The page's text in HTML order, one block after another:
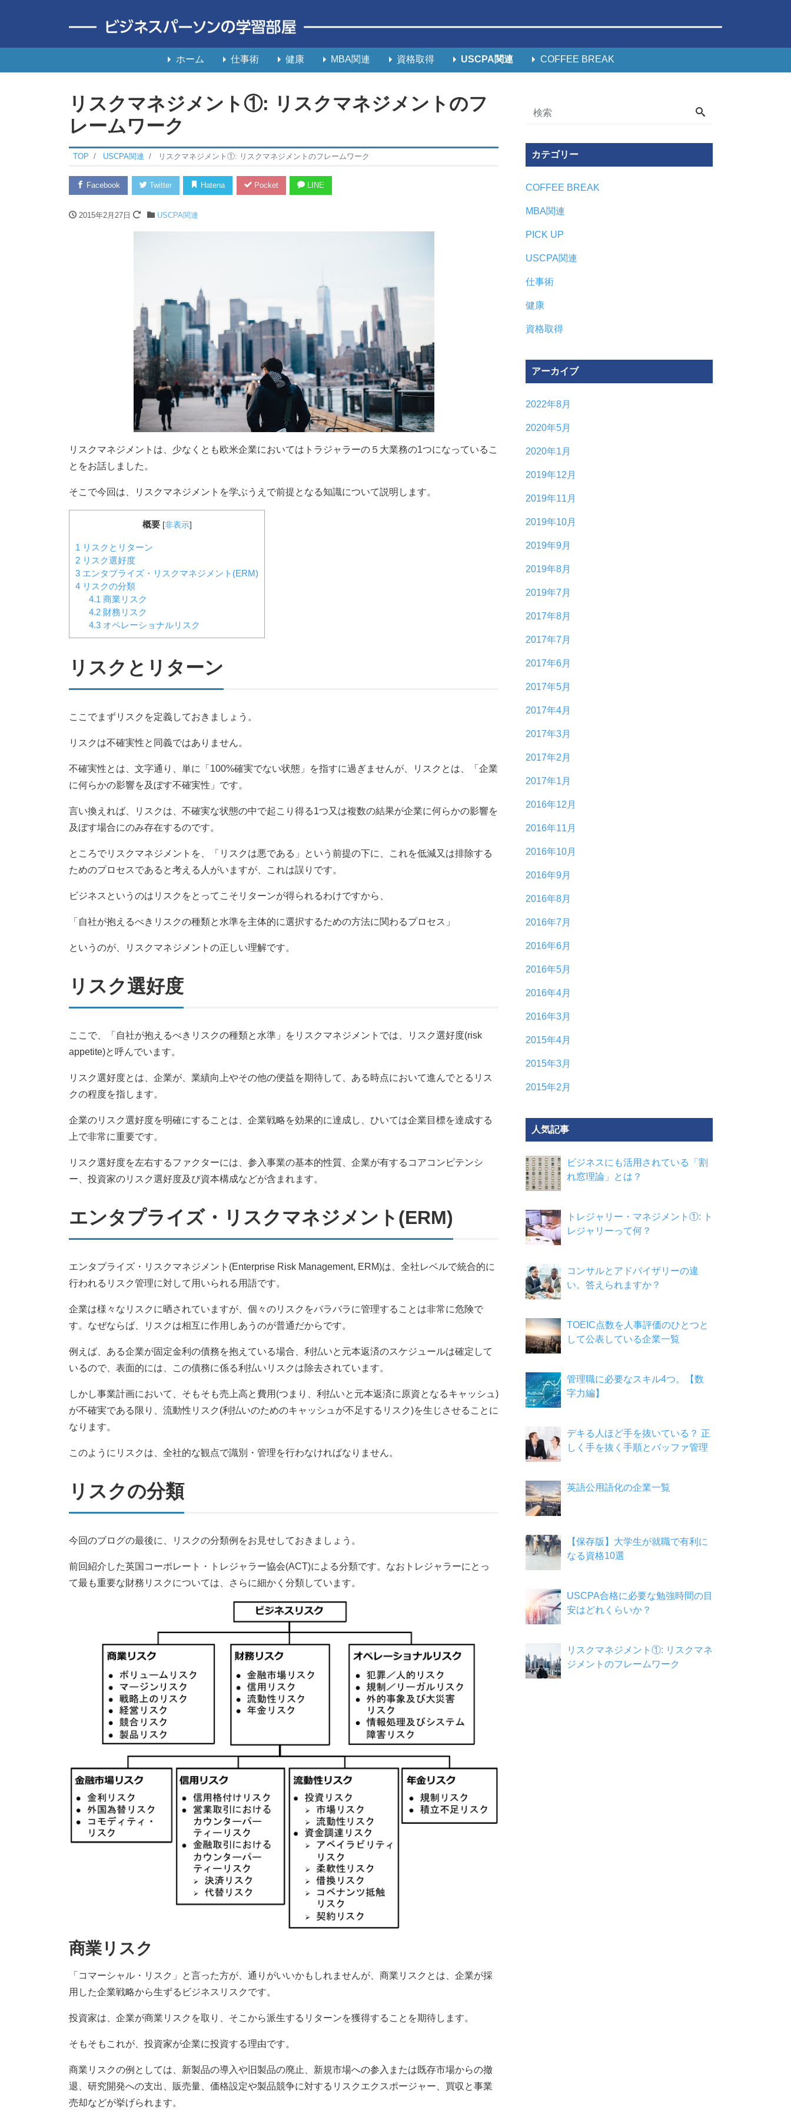
ホーム 仕事術 健康 MBA関連 資格取得 USCPA関連 COFFEE BREAK
リスクマネジメント①: リスクマネジメントのフ
レームワーク
TOP USCPA関連 リスクマネジメント①: リスクマネジメントのフレームワーク
Facebook Twitter Hatena Pocket LINE
2015年2月27日 USCPA関連
リスクマネジメントは、少なくとも欧米企業においてはトラジャラーの５大業務の1つになっているこ
とをお話しました。
そこで今回は、リスクマネジメントを学ぶうえで前提となる知識について説明します。
概要 [非表示]
1 リスクとリターン
2 リスク選好度
3 エンタプライズ・リスクマネジメント(ERM)
4 リスクの分類
4.1 商業リスク
4.2財務リスク
4.3オペレーショナルリスク
リスクとリターン
ここでまずリスクを定義しておきましょう。
リスクは不確実性と同義ではありません。
不確実性とは、文字通り、単に「100%確実でない状態」を指すに過ぎませんが、リスクとは、「企業
に何らかの影響を及ぼす不確実性」です。
言い換えれば、リスクは、不確実な状態の中で起こり得る1つ又は複数の結果が企業に何らかの影響を
及ぼす場合にのみ存在するのです。
ところでリスクマネジメントを、「リスクは悪である」という前提の下に、これを低減又は排除する
ためのプロセスであると考える人がいますが、これは誤りです。
ビジネスというのはリスクをとってこそリターンが得られるわけですから、
「自社が抱えるべきリスクの種類と水準を主体的に選択するための方法に関わるプロセス」
というのが、リスクマネジメントの正しい理解です。
リスク選好度
ここで、「自社が抱えるべきリスクの種類と水準」をリスクマネジメントでは、リスク選好度(risk
appetite)と呼んでいます。
リスク選好度とは、企業が、業績向上やその他の便益を期待して、ある時点において進んでとるリス
クの程度を指します。
企業のリスク選好度を明確にすることは、企業戦略を効果的に達成し、ひいては企業目標を達成する
上で非常に重要です。
リスク選好度を左右するファクターには、参入事業の基本的性質、企業が有するコアコンピテンシ
ー、投資家のリスク選好度及び資本構成などが含まれます。
エンタプライズ・リスクマネジメント(ERM)
エンタプライズ・リスクマネジメント(Enterprise Risk Management, ERM)は、全社レベルで統合的に
行われるリスク管理に対して用いられる用語です。
企業は様々なリスクに晒されていますが、個々のリスクをバラバラに管理することは非常に危険で
す。なぜならば、リスクは相互に作用しあうのが普通だからです。
例えば、ある企業が固定金利の債務を抱えている場合、利払いと元本返済のスケジュールは確定して
いるので、表面的には、この債務に係る利払いリスクは除去されています。
しかし事業計画において、そもそも売上高と費用(つまり、利払いと元本返済に原資となるキャッシュ)
が不確実である限り、流動性リスク(利払いのためのキャッシュが不足するリスク)を生じさせることに
なります。
このようにリスクは、全社的な観点で識別・管理を行わなければなりません。
リスクの分類
今回のブログの最後に、リスクの分類例をお見せしておきましょう。
前回紹介した英国コーポレート・トレジャラー協会(ACT)による分類です。なおトレジャラーにとっ
て最も重要な財務リスクについては、さらに細かく分類しています。
商業リスク
「コマーシャル・リスク」と言った方が、通りがいいかもしれませんが、商業リスクとは、企業が採
用した企業戦略から生ずるビジネスリスクです。
投資家は、企業が商業リスクを取り、そこから派生するリターンを獲得することを期待します。
そもそもこれが、投資家が企業に投資する理由です。
商業リスクの例としては、新製品の導入や旧製品の廃止、新規市場への参入または既存市場からの撤
退、研究開発への支出、販売量、価格設定や製品競争に対するリスクエクスポージャー、買収と事業
売却などが挙げられます。
カテゴリー
COFFEE BREAK
MBA関連
PICK UP
USCPA関連
仕事術
健康
資格取得
アーカイブ
2022年8月
2020年5月
2020年1月
2019年12月
2019年11月
2019年10月
2019年9月
2019年8月
2019年7月
2017年8月
2017年7月
2017年6月
2017年5月
2017年4月
2017年3月
2017年2月
2017年1月
2016年12月
2016年11月
2016年10月
2016年9月
2016年8月
2016年7月
2016年6月
2016年5月
2016年4月
2016年3月
2015年4月
2015年3月
2015年2月
人気記事
ビジネスにも活用されている「割
れ窓理論」とは？
トレジャリー・マネジメント①: ト
レジャリーって何？
コンサルとアドバイザリーの違
い。答えられますか？
TOEIC点数を人事評価のひとつと
して公表している企業一覧
管理職に必要なスキル4つ。【数
字力編】
デキる人ほど手を抜いている？ 正
しく手を抜く手順とバッファ管理
英語公用語化の企業一覧
【保存版】大学生が就職で有利に
なる資格10選
USCPA合格に必要な勉強時間の目
安はどれくらいか？
リスクマネジメント①: リスクマネ
ジメントのフレームワーク